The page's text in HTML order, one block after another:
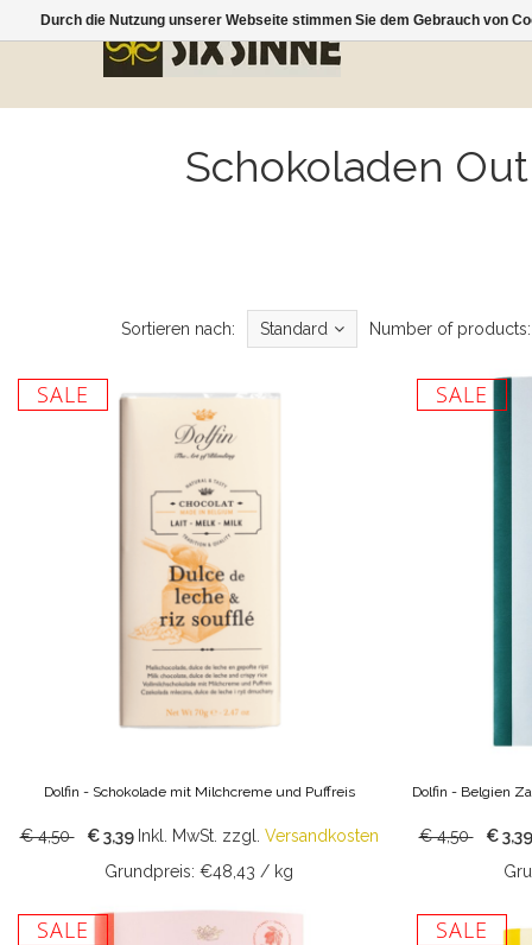
Schokoladen
Sortieren nach: Standard Number of products:
SALE
Dolfin - Schokolade mit Milchcreme und Puffreis
€ 4,50 € 3,39 Inkl. MwSt. zzgl. Versandkosten
Grundpreis: €48,43 / kg
SALE
Dolfin - Belgien
€ 4,50
€
SALE SALE
Durch die Nutzung unserer Webseite stimmen Sie dem Gebrauch von